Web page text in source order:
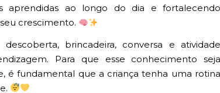
aprendidas ao longo do dia e fortalecendo
crescimento.
brincadeira, conversa e atividade
Para que esse conhecimento seja
é fundamental que a criança tenha uma rotina